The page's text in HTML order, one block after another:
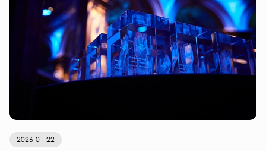
2026-01-22